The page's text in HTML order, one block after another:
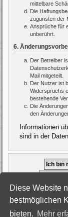
Diese Website
bestmöglichen
bieten. Mehr
mittelbare
Die
zugunsten der
Ansprüche für
unberührt.
6.
Der Betreiber
Mail mitgeteilt.
Der Nutzer ist
Widerspruchs
bestehende
Die
den
Informationen
sind in der
Homepage